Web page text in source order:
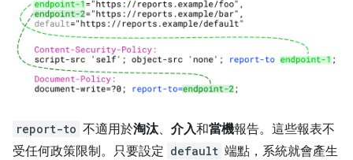
report-to 不適用於淘汰、 介入和當機報告。這些報表不
受任何政策限制。只要設定 default 端點，系統就會產生